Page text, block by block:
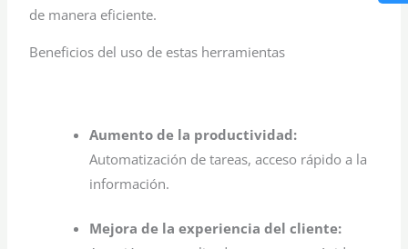
de manera eficiente.
Beneficios del uso de estas herramientas
Aumento de la productividad:
Automatización de tareas, acceso rápido a la
información.
Mejora de la experiencia del cliente: